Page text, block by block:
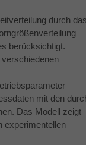
durch
berücksichtigt.
mit den
Das Modell zeigt
experimentellen